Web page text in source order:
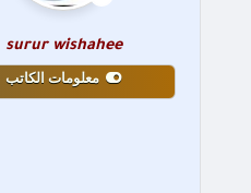
surur wishahee
معلومات الكاتب